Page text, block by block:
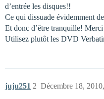
d’entrée les disques!!
Ce qui dissuade évidemment
Et donc d’être tranquille!
Utilisez plutôt les DVD
juju251 Décembre 18,
2